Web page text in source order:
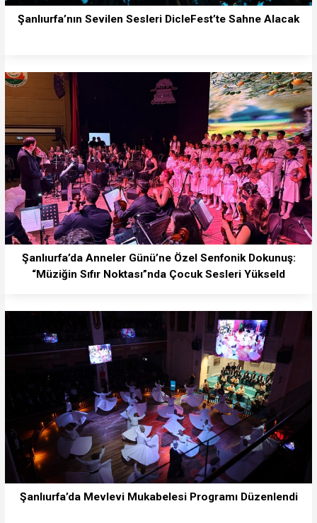
Şanlıurfa’nın Sevilen Sesleri DicleFest’te Sahne Alacak
Şanlıurfa’da Anneler Günü’ne Özel Senfonik Dokunuş:
“Müziğin Sıfır Noktası”nda Çocuk Sesleri Yükseld
Şanlıurfa’da Mevlevi Mukabelesi Programı Düzenlendi